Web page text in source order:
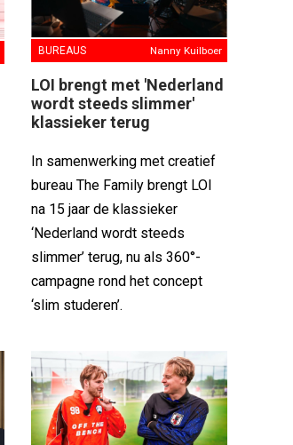
BUREAUS Nanny Kuilboer
LOI brengt met 'Nederland
wordt steeds slimmer'
klassieker terug
In samenwerking met creatief
bureau The Family brengt LOI
na 15 jaar de klassieker
‘Nederland wordt steeds
slimmer’ terug, nu als 360°-
campagne rond het concept
‘slim studeren’.